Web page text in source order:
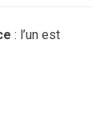
: l’un est